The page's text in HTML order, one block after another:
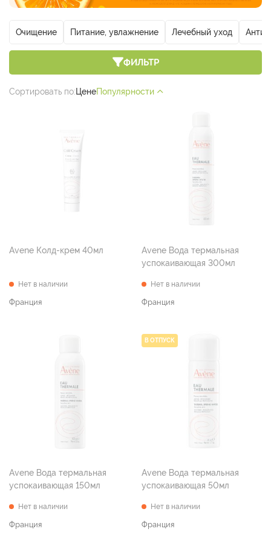
Очищение Питание, увлажнение Лечебный уход
ФИЛЬТР
Сортировать по: ЦенеПопулярности
Avene Колд-крем 40мл
Нет в наличии
Франция
Avene Вода термальная
успокаивающая 300мл
Нет в наличии
Франция
Avene Вода термальная
успокаивающая 150мл
Нет в наличии
Франция
В ОТПУСК
Avene Вода термальная
успокаивающая 50мл
Нет в наличии
Франция